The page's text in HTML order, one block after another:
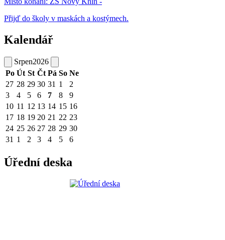
Přijď do školy v maskách a kostýmech.
Kalendář
Srpen2026
Po Út St Čt Pá So Ne
27 28 29 30 31 1
2
3
4 5 6 7 8
9
10 11 12 13 14 15 16
17 18 19 20 21 22 23
24 25 26 27 28 29 30
31 1 2 3 4 5 6
Úřední deska